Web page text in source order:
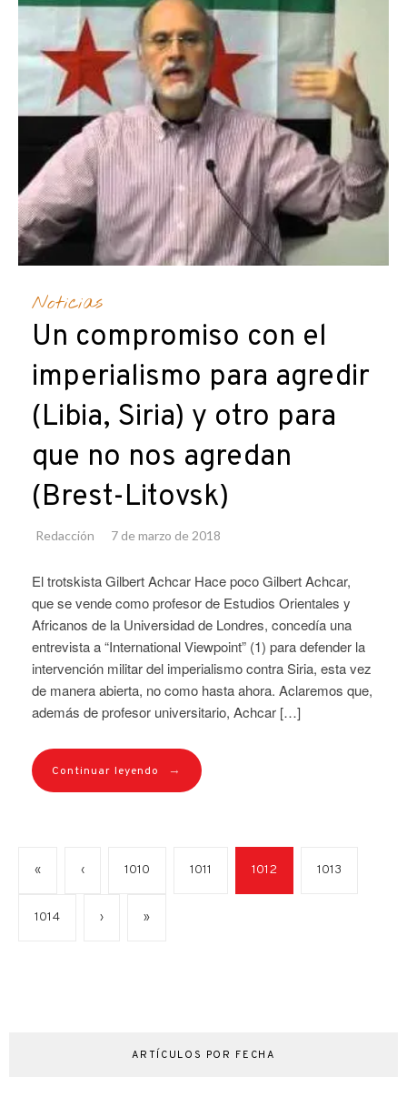
Noticias
Un compromiso con el
imperialismo para agredir
(Libia, Siria) y otro para
que no nos agredan
(Brest-Litovsk)
Redacción 7 de marzo de 2018
El trotskista Gilbert Achcar Hace poco Gilbert Achcar,
que se vende como profesor de Estudios Orientales y
Africanos de la Universidad de Londres, concedía una
entrevista a “International Viewpoint” (1) para defender la
intervención militar del imperialismo contra Siria, esta vez
de manera abierta, no como hasta ahora. Aclaremos que,
además de profesor universitario, Achcar […]
Continuar leyendo →
« ‹ 1010 1011 1012 1013
1014 › »
ARTÍCULOS POR FECHA